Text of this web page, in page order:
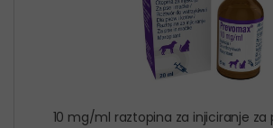
10 mg/ml raztopina za injiciranje za